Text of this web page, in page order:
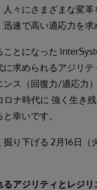
々にさまざまな変革
速で高い適応力を求
とになった
求められるアジリ
ス（回復力/適応力
ナ時代に 強く生き
幸いです。
り下げる 2月16日（
るアジリティとレジ